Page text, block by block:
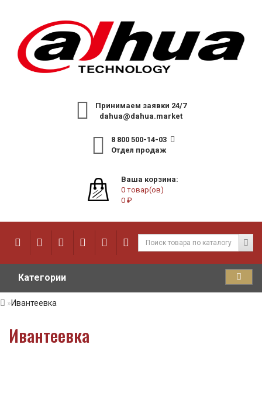
Принимаем заявки 24/7
dahua@dahua.market
8 800 500-14-03
Отдел продаж
Ваша корзина:
0 товар(ов)
0 ₽
Категории
Ивантеевка
Ивантеевка